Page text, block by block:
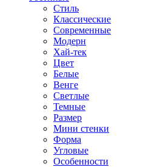
Стиль
Классические
Современные
Модерн
Хай-тек
Цвет
Белые
Венге
Светлые
Темные
Размер
Мини стенки
Форма
Угловые
Особенности